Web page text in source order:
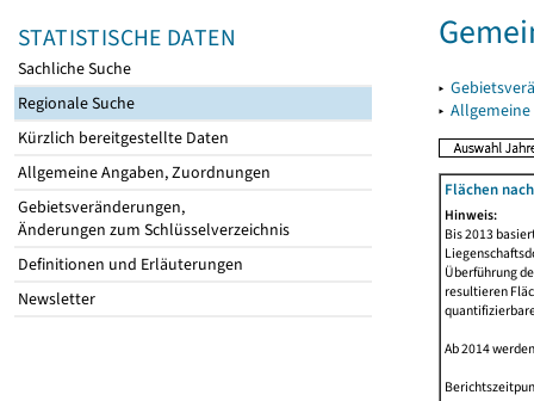
STATISTISCHE DATEN
Sachliche Suche
Regionale Suche
Kürzlich bereitgestellte Daten
Allgemeine Angaben, Zuordnungen
Gebietsveränderungen,
Änderungen zum Schlüsselverzeichnis
Definitionen und Erläuterungen
Newsletter
▸
▸
Flächen
Hinweis:
Bis 2013
Überführung
resultieren
Ab 2014